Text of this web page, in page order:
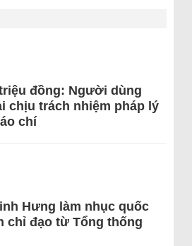
đồng: Người dùng
chịu trách nhiệm pháp lý
chí
Hưng làm nhục quốc
chỉ đạo từ Tổng thống